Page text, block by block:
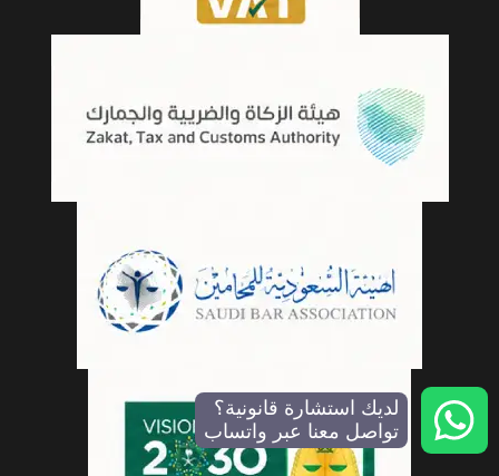
لديك استشارة قانونية؟
تواصل معنا عبر واتساب